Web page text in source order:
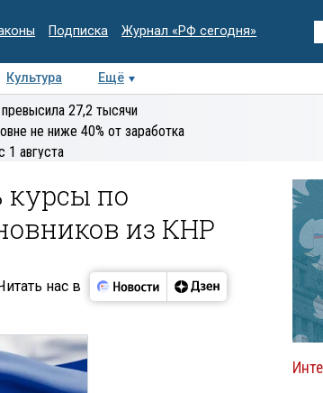
Подписка Журнал «РФ сегодня»
Культура Ещё
Колумнисты
27,2 тысячи
не ниже 40% от заработка
1 августа
курсы по
из КНР
нас в